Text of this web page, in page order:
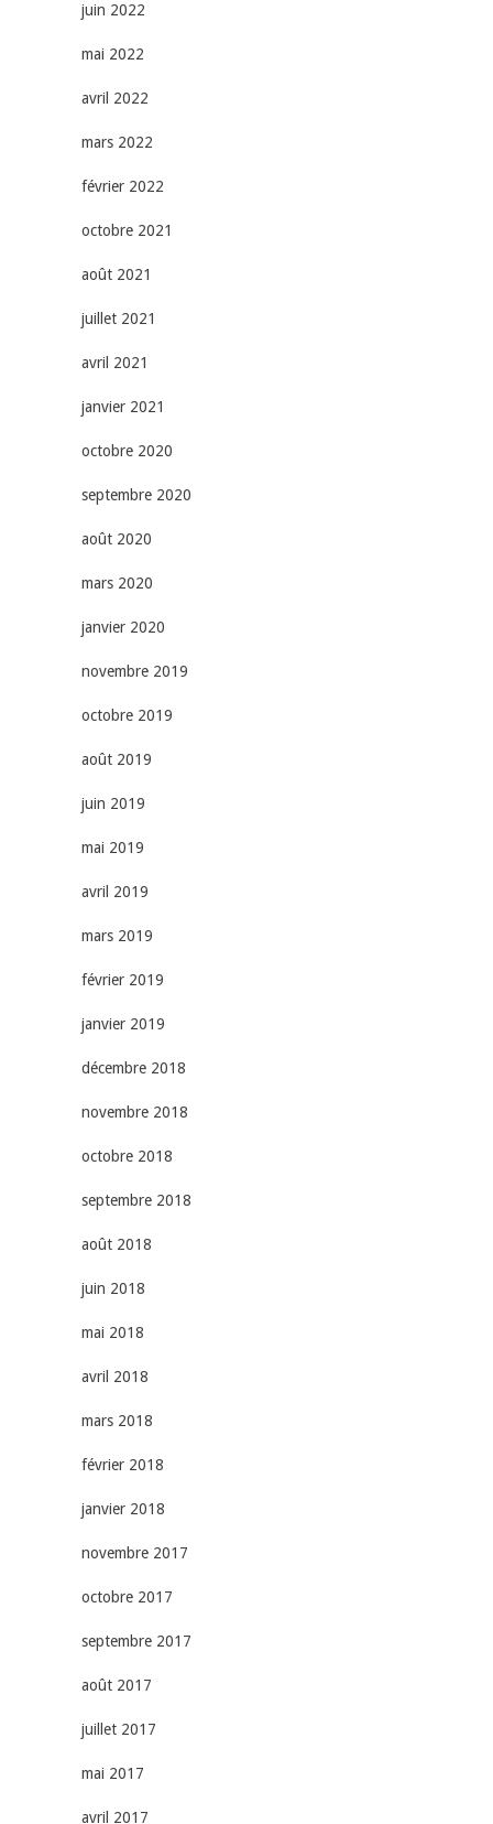
juin 2022
mai 2022
avril 2022
mars 2022
février 2022
octobre 2021
août 2021
juillet 2021
avril 2021
janvier 2021
octobre 2020
septembre 2020
août 2020
mars 2020
janvier 2020
novembre 2019
octobre 2019
août 2019
juin 2019
mai 2019
avril 2019
mars 2019
février 2019
janvier 2019
décembre 2018
novembre 2018
octobre 2018
septembre 2018
août 2018
juin 2018
mai 2018
avril 2018
mars 2018
février 2018
janvier 2018
novembre 2017
octobre 2017
septembre 2017
août 2017
juillet 2017
mai 2017
avril 2017